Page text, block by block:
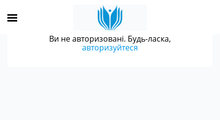
Ви не авторизовані. Будь-ласка,
авторизуйтеся